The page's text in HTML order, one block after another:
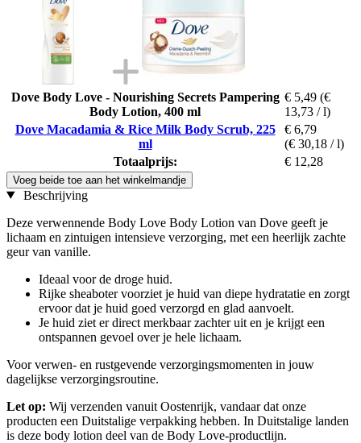
Dove Body Love - Nourishing Secrets Pampering
Body Lotion, 400 ml
€ 5,49 (€
13,73 / l)
Dove Macadamia & Rice Milk Body Scrub, 225
ml
€ 6,79
(€ 30,18 / l)
Totaalprijs:
€ 12,28
Voeg beide toe aan het winkelmandje
Beschrijving
Deze verwennende Body Love Body Lotion van Dove geeft je
lichaam en zintuigen intensieve verzorging, met een heerlijk zachte
geur van vanille.
Ideaal voor de droge huid.
Rijke sheaboter voorziet je huid van diepe hydratatie en zorgt
ervoor dat je huid goed verzorgd en glad aanvoelt.
Je huid ziet er direct merkbaar zachter uit en je krijgt een
ontspannen gevoel over je hele lichaam.
Voor verwen- en rustgevende verzorgingsmomenten in jouw
dagelijkse verzorgingsroutine.
Let op: Wij verzenden vanuit Oostenrijk, vandaar dat onze
producten een Duitstalige verpakking hebben. In Duitstalige landen
is deze body lotion deel van de Body Love-productlijn.